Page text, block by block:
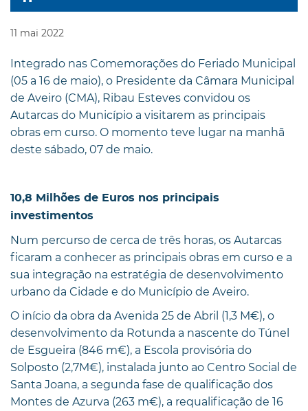
11 mai 2022
Integrado nas Comemorações do Feriado Municipal
(05 a 16 de maio), o Presidente da Câmara Municipal
de Aveiro (CMA), Ribau Esteves convidou os
Autarcas do Município a visitarem as principais
obras em curso. O momento teve lugar na manhã
deste sábado, 07 de maio.
10,8 Milhões de Euros nos principais
investimentos
Num percurso de cerca de três horas, os Autarcas
ficaram a conhecer as principais obras em curso e a
sua integração na estratégia de desenvolvimento
urbano da Cidade e do Município de Aveiro.
O início da obra da Avenida 25 de Abril (1,3 M€), o
desenvolvimento da Rotunda a nascente do Túnel
de Esgueira (846 m€), a Escola provisória do
Solposto (2,7M€), instalada junto ao Centro Social de
Santa Joana, a segunda fase de qualificação dos
Montes de Azurva (263 m€), a requalificação de 16